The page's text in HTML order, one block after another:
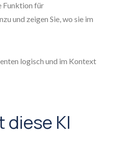
Funktion für
und zeigen Sie, wo sie im
logisch und im Kontext
diese KI